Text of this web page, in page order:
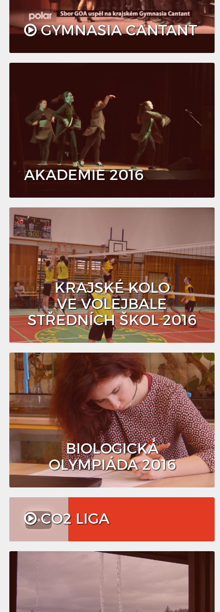
GYMNASIA CANTANT
AKADEMIE 2016
KRAJSKÉ KOLO
VE VOLEJBALE
STŘEDNÍCH ŠKOL 2016
BIOLOGICKÁ
OLYMPIÁDA 2016
CO2 LIGA